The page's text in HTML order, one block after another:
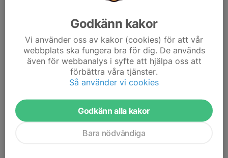
Containeravgifter 2026
Containerplats: 375 kr
Containerplats junior: 200 kr
Ny eller befintlig medlem som önskar hyra containerplats
kontakta containeransvarigcontainer@linsurf.se
av att ledig containerplats finns. Om ledig plats finns skickar
containeransvarig länk till registrering av containerplats.
Avgift låneutrustning 2026
Godkänn kakor
Vi använder oss av kakor (cookies) för att vår
webbplats ska fungera bra för dig. De används
även för webbanalys i syfte att hjälpa oss att
förbättra våra tjänster.
Så använder vi cookies
Godkänn alla kakor
Bara nödvändiga